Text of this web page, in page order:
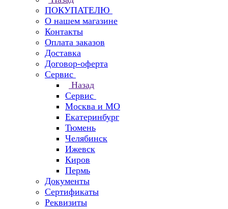
ПОКУПАТЕЛЮ
О нашем магазине
Контакты
Оплата заказов
Доставка
Договор-оферта
Сервис
Назад
Сервис
Москва и МО
Екатеринбург
Тюмень
Челябинск
Ижевск
Киров
Пермь
Документы
Сертификаты
Реквизиты